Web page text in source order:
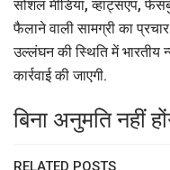
सोशल मीडिया, व्हाट्सएप,
फैलाने वाली सामग्री का
उल्लंघन की स्थिति में भारतीय
कार्रवाई की जाएगी.
बिना अनुमति नहीं
RELATED POSTS